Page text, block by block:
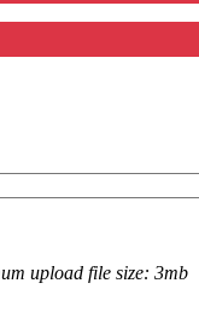
upload file size: 3mb